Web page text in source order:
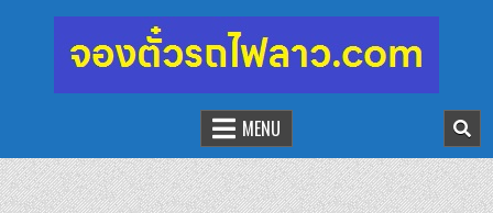
จองตั๋วรถไฟลาว-จีน
นั่งรถไฟเที่ยวประเทศลาว
MENU